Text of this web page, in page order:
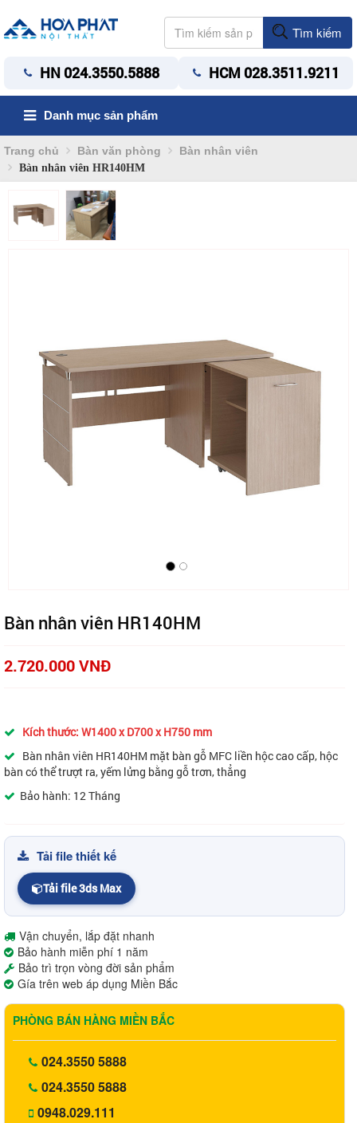
Tìm kiếm
HN 024.3550.5888 HCM 028.3511.9211
Danh mục sản phẩm
Trang chủ Bàn văn phòng Bàn nhân viên
Bàn nhân viên HR140HM
Bàn nhân viên HR140HM
2.720.000 VNĐ
Kích thước: W1400 x D700 x H750 mm
Bàn nhân viên HR140HM mặt bàn gỗ MFC liền hộc cao cấp, hộc
bàn có thể trượt ra, yếm lửng bằng gỗ trơn, thẳng
Bảo hành: 12 Tháng
Tải file thiết kế
Tải file 3ds Max
Vận chuyển, lắp đặt nhanh
Bảo hành miễn phí 1 năm
Bảo trì trọn vòng đời sản phẩm
Gía trên web áp dụng Miền Bắc
PHÒNG BÁN HÀNG MIỀN BẮC
024.3550 5888
024.3550 5888
0948.029.111